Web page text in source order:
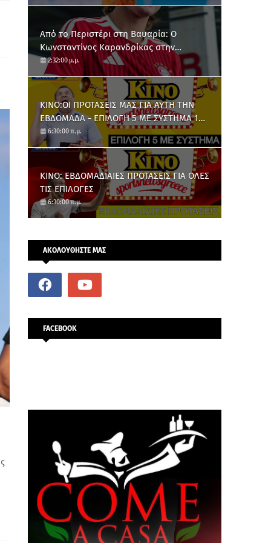
Από το Περιστέρι στη Βαυαρία: O
Κωνσταντίνος Καρανδρίκας στην
Μπάγερν Μονάχου
2:32:00 μ.μ.
ΚΙΝΟ:ΟΙ ΠΡΟΤΑΣΕΙΣ ΜΑΣ ΓΙΑ ΑΥΤΗ ΤΗΝ
ΕΒΔΟΜΑΔΑ - ΕΠΙΛΟΓΗ 5 ΜΕ ΣΥΣΤΗΜΑ 10
ΑΡΙΘΜΩΝ
6:30:00 π.μ.
ΚΙΝΟ: ΕΒΔΟΜΑΔΙΑΙΕΣ ΠΡΟΤΑΣΕΙΣ ΓΙΑ ΟΛΕΣ
ΤΙΣ ΕΠΙΛΟΓΕΣ
6:30:00 π.μ.
ΑΚΟΛΟΥΘΗΣΤΕ ΜΑΣ
FACEBOOK